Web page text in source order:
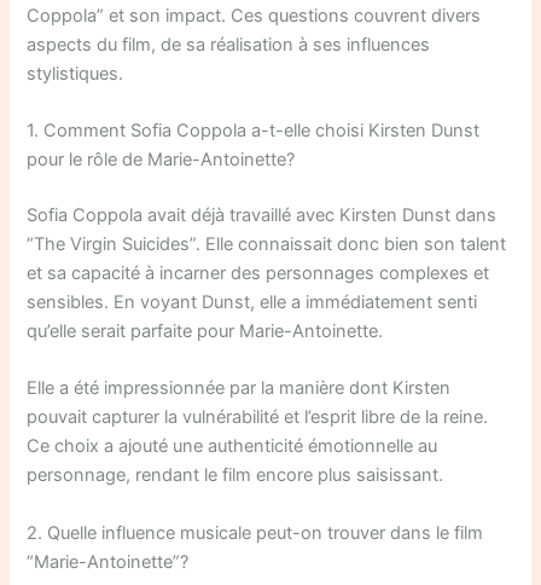
Coppola” et son impact. Ces questions couvrent divers
aspects du film, de sa réalisation à ses influences
stylistiques.
1. Comment Sofia Coppola a-t-elle choisi Kirsten Dunst
pour le rôle de Marie-Antoinette?
Sofia Coppola avait déjà travaillé avec Kirsten Dunst dans
“The Virgin Suicides”. Elle connaissait donc bien son talent
et sa capacité à incarner des personnages complexes et
sensibles. En voyant Dunst, elle a immédiatement senti
qu’elle serait parfaite pour Marie-Antoinette.
Elle a été impressionnée par la manière dont Kirsten
pouvait capturer la vulnérabilité et l’esprit libre de la reine.
Ce choix a ajouté une authenticité émotionnelle au
personnage, rendant le film encore plus saisissant.
2. Quelle influence musicale peut-on trouver dans le film
“Marie-Antoinette”?